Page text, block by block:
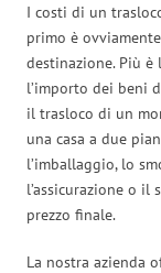
I costi di un
primo è
destinazione. Più
l’importo dei beni
il trasloco di un
una casa a due
l’imballaggio, lo
l’assicurazione o
prezzo finale.
La nostra azienda